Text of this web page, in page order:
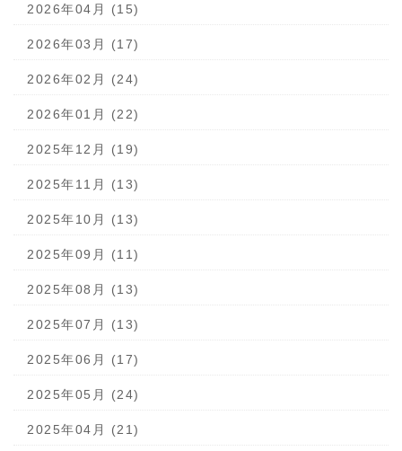
2026年04月 (15)
2026年03月 (17)
2026年02月 (24)
2026年01月 (22)
2025年12月 (19)
2025年11月 (13)
2025年10月 (13)
2025年09月 (11)
2025年08月 (13)
2025年07月 (13)
2025年06月 (17)
2025年05月 (24)
2025年04月 (21)